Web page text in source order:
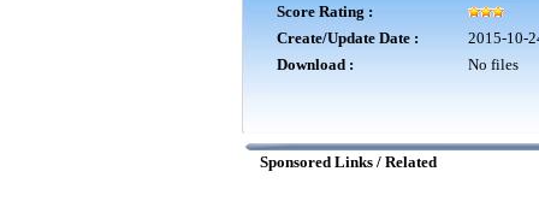
Score Rating :
Create/Update Date :
2015-10-
Download :
No files
Sponsored Links / Related